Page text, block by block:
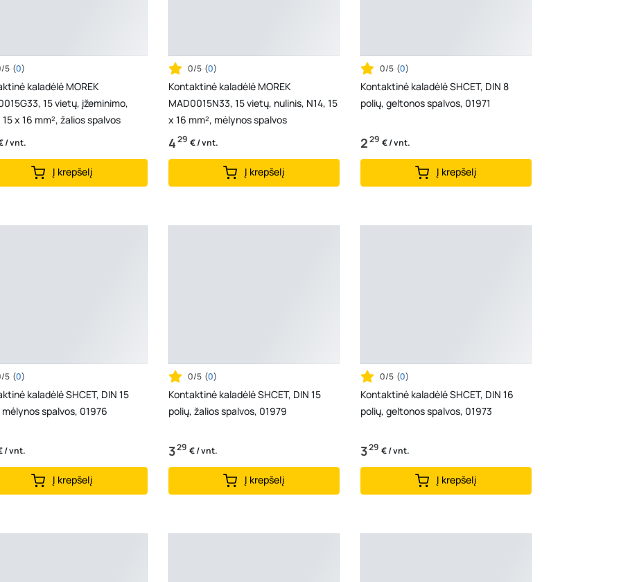
5 (0)
kaladėlė MOREK
15 vietų, įžeminimo,
15 x 16 mm², žalios spalvos
/ vnt.
Į krepšelį
0/5 (0)
Kontaktinė kaladėlė MOREK
MAD0015N33, 15 vietų, nulinis, N14, 15
x 16 mm², mėlynos spalvos
429 € / vnt.
Į krepšelį
0/5 (0)
Kontaktinė kaladėlė SHCET, DIN 8
polių, geltonos spalvos, 01971
229 € / vnt.
Į krepšelį
5 (0)
kaladėlė SHCET, DIN 15
mėlynos spalvos, 01976
/ vnt.
Į krepšelį
0/5 (0)
Kontaktinė kaladėlė SHCET, DIN 15
polių, žalios spalvos, 01979
329 € / vnt.
Į krepšelį
0/5 (0)
Kontaktinė kaladėlė SHCET, DIN 16
polių, geltonos spalvos, 01973
329 € / vnt.
Į krepšelį